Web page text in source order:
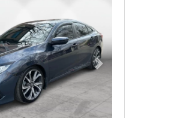
Next